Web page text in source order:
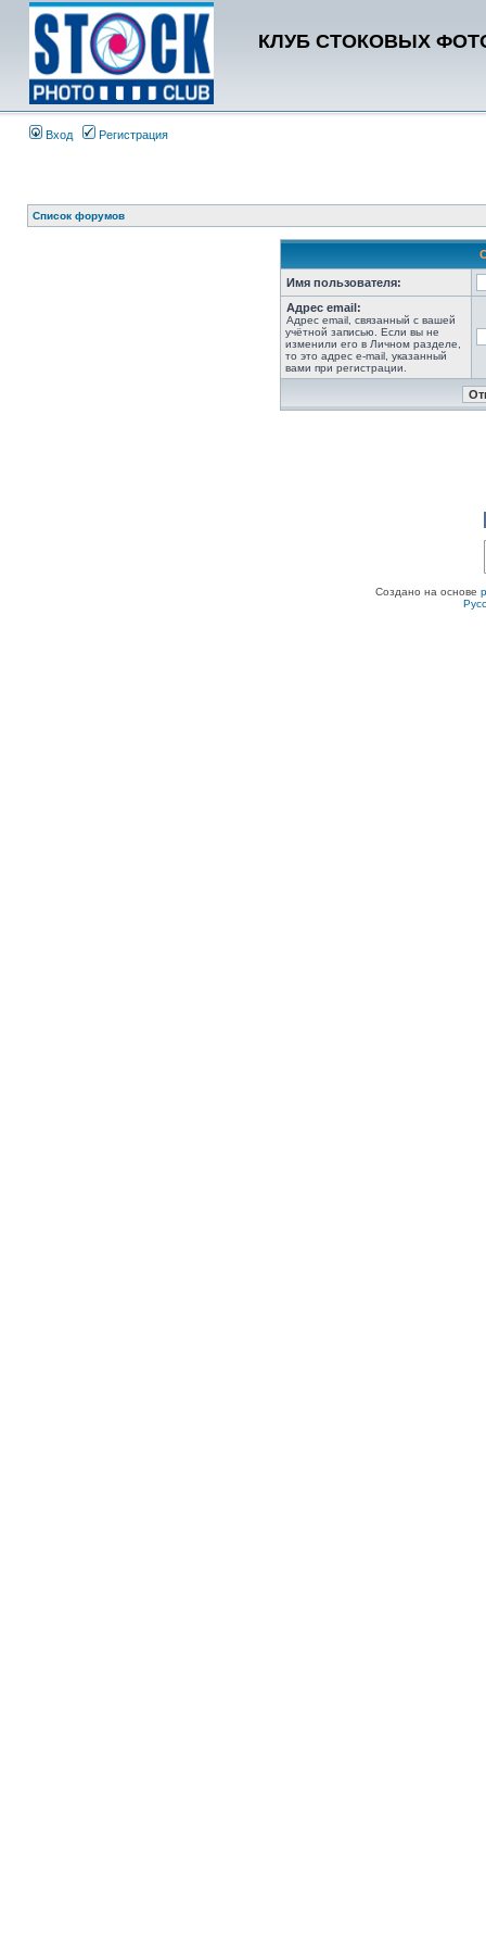
КЛУБ СТОКОВЫХ
Вход Регистрация
Список форумов
Имя пользователя:
Адрес email:
Адрес email, связанный с вашей
учётной записью. Если вы не
изменили его в Личном разделе,
то это адрес e-mail, указанный
вами при регистрации.
Создано на основе